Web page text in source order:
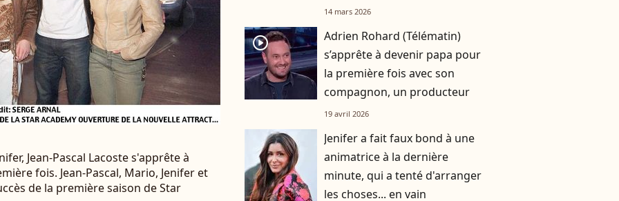
Jean-Pascal Lacoste s'apprête à
fois. Jean-Pascal, Mario, Jenifer et
de la première saison de Star
nuits"
14 mars 2026
player2
Adrien Rohard (Télématin)
s’apprête à devenir papa pour
la première fois avec son
compagnon, un producteur
19 avril 2026
Jenifer a fait faux bond à une
animatrice à la dernière
minute, qui a tenté d'arranger
les choses... en vain